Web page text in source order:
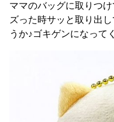
ママのバッグに取りつ
ズった時サッと取り出
うか♪ゴキゲンになって